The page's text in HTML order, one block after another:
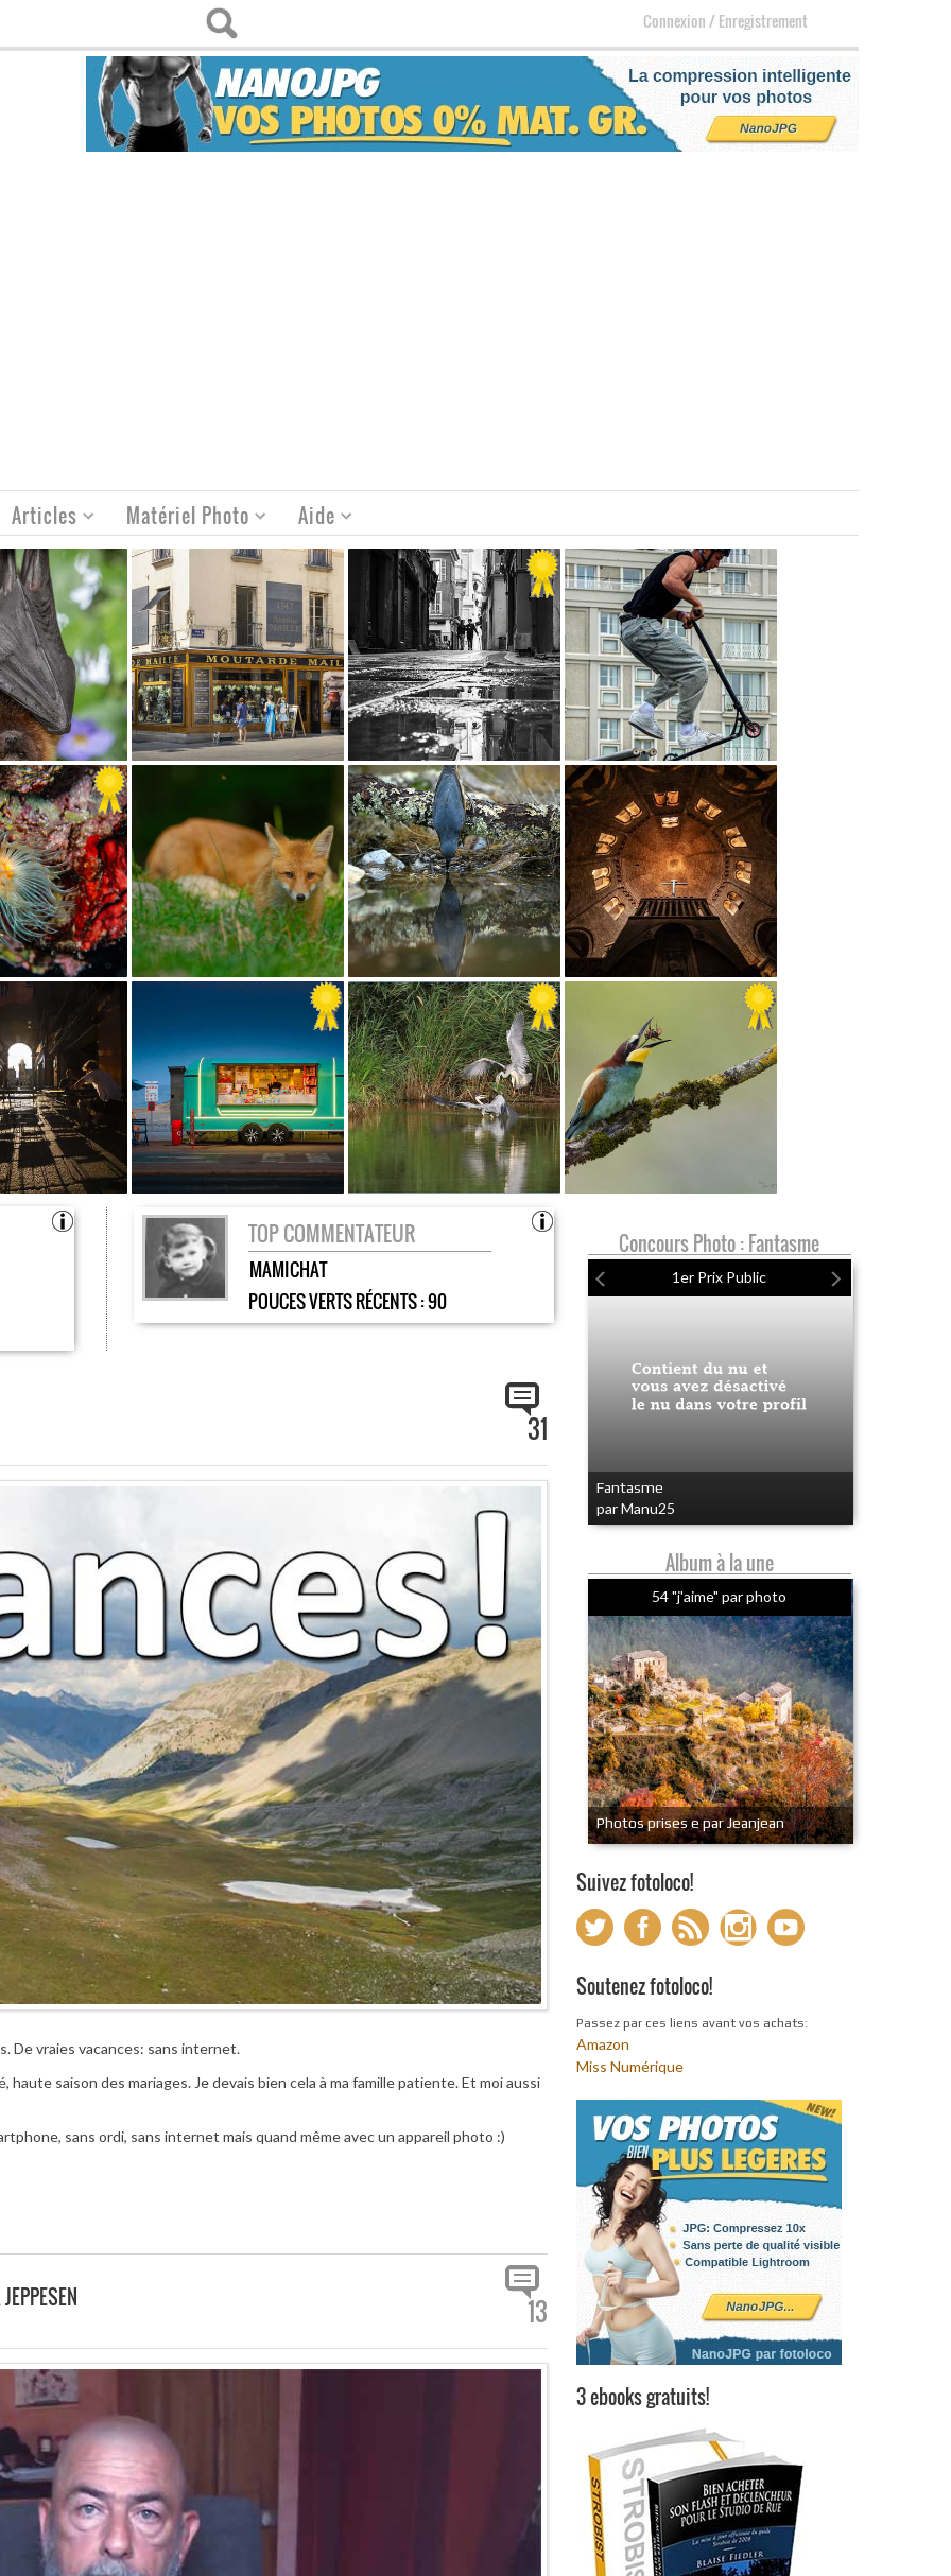
Connexion/Enregistrement
Articles Matériel Photo Aide
TOP COMMENTATEUR
MAMICHAT
POUCES VERTS RÉCENTS :90
31
De vraies vacances: sans internet.
haute saison des mariages. Je devais bien cela à ma famille patiente. Et moi aussi
sans ordi, sans internet mais quand même avec un appareil photo :)
13
Concours Photo : Fantasme
1er Prix Public
Fantasme
par Manu25
Album à la une
54 "j'aime" par photo
Photos prises e par Jeanjean
Suivez fotoloco!
Soutenez fotoloco!
Passez par ces liens avant vos achats:
Amazon
Miss Numérique
3 ebooks gratuits!